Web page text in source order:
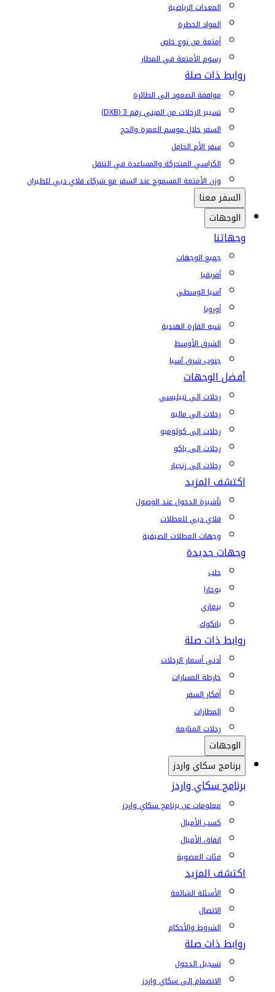
المعدات الرياضية
المواد الخطرة
أمتعة من نوع خاص
رسوم الأمتعة في المطار
روابط ذات صلة
موافقة الصعود إلى الطائرة
تسيير الرحلات من المبنى رقم 3 (DXB)
السفر خلال موسم العمرة والحج
سفر الأم الحامل
الكراسي المتحركة والمساعدة في التنقل
وزن الأمتعة المسموح عند السفر مع شركاء فلاي دبي للطيران
السفر معنا
الوجهات
وجهاتنا
جميع الوجهات
أفريقيا
آسيا الوسطى
أوروبا
شبه القارة الهندية
الشرق الأوسط
جنوب شرق آسيا
أفضل الوجهات
رحلات إلى تبيليسي
رحلات إلى ماليه
رحلات إلى كولومبو
رحلات إلى باكو
رحلات إلى زنجبار
اكتشف المزيد
تأشيرة الدخول عند الوصول
فلاي دبي للعطلات
وجهات العطلات الصيفية
وجهات جديدة
حلب
بوخارا
بنغازي
بانكوك
روابط ذات صلة
أدنى أسعار الرحلات
خارطة المسارات
أفكار السفر
المطارات
رحلات المتابعة
الوجهات
برنامج سكاي واردز
برنامج سكاي واردز
معلومات عن برنامج سكاي واردز
كسب الأميال
إنفاق الأميال
فئات العضوية
اكتشف المزيد
الأسئلة الشائعة
الاتصال
الشروط والأحكام
روابط ذات صلة
تسجيل الدخول
الانضمام إلى سكاي واردز